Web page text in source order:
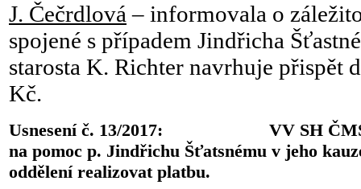
J. Čečrdlová – informovala o
spojené s případem Jindřicha
starosta K. Richter navrhuje přispět
Kč.
Usnesení č. 13/2017: VV SH ČMS
na pomoc p. Jindřichu Šťatsnému v jeho
oddělení realizovat platbu.